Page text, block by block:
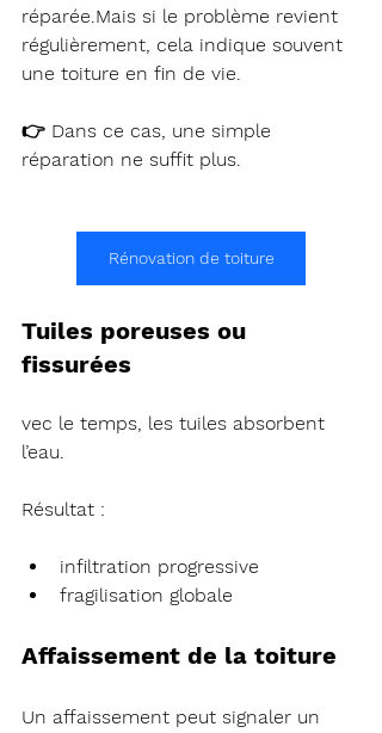
réparée.Mais si le problème revient
régulièrement, cela indique souvent
une toiture en fin de vie.
👉 Dans ce cas, une simple
réparation ne suffit plus.
Rénovation de toiture
Tuiles poreuses ou
fissurées
vec le temps, les tuiles absorbent
l’eau.
Résultat :
infiltration progressive
fragilisation globale
Affaissement de la toiture
Un affaissement peut signaler un